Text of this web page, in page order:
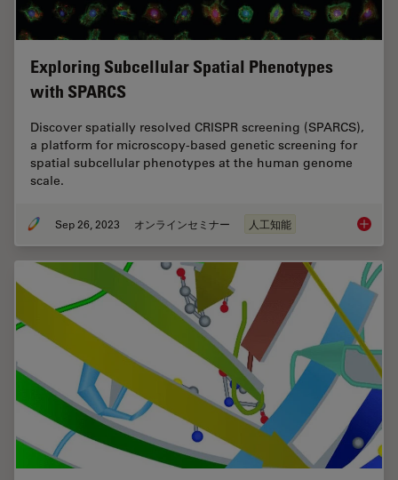
Exploring Subcellular Spatial Phenotypes
with SPARCS
Discover spatially resolved CRISPR screening (SPARCS),
a platform for microscopy-based genetic screening for
spatial subcellular phenotypes at the human genome
scale.
Sep 26, 2023 オンラインセミナー 人工知能